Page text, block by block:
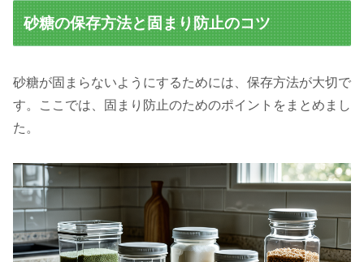
砂糖の保存方法と固まり防止のコツ
砂糖が固まらないようにするためには、保存方法が大切で
す。ここでは、固まり防止のためのポイントをまとめまし
た。